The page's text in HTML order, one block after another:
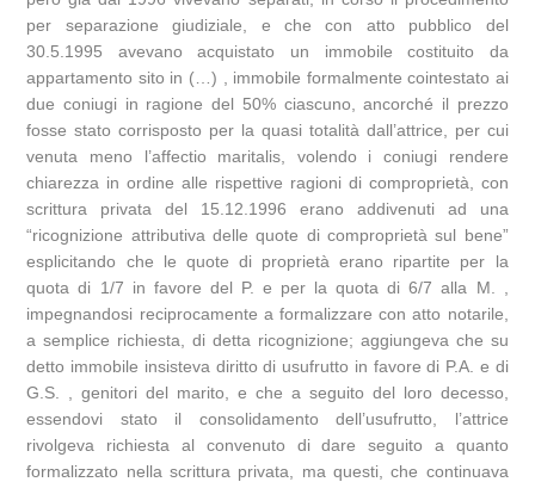
per separazione giudiziale, e che con atto pubblico del
30.5.1995 avevano acquistato un immobile costituito da
appartamento sito in (…) , immobile formalmente cointestato ai
due coniugi in ragione del 50% ciascuno, ancorché il prezzo
fosse stato corrisposto per la quasi totalità dall’attrice, per cui
venuta meno l’affectio maritalis, volendo i coniugi rendere
chiarezza in ordine alle rispettive ragioni di comproprietà, con
scrittura privata del 15.12.1996 erano addivenuti ad una
“ricognizione attributiva delle quote di comproprietà sul bene”
esplicitando che le quote di proprietà erano ripartite per la
quota di 1/7 in favore del P. e per la quota di 6/7 alla M. ,
impegnandosi reciprocamente a formalizzare con atto notarile,
a semplice richiesta, di detta ricognizione; aggiungeva che su
detto immobile insisteva diritto di usufrutto in favore di P.A. e di
G.S. , genitori del marito, e che a seguito del loro decesso,
essendovi stato il consolidamento dell’usufrutto, l’attrice
rivolgeva richiesta al convenuto di dare seguito a quanto
formalizzato nella scrittura privata, ma questi, che continuava